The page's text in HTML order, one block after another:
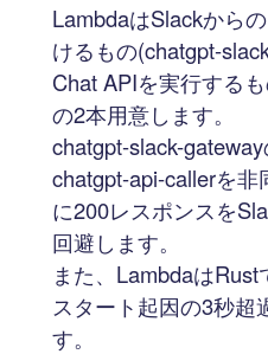
LambdaはSlackから
けるもの(chatgpt-
Chat APIを実行する
の2本用意します。
chatgpt-slack-
chatgpt-api-callerを非
に200レスポンスを
回避します。
また、Lambdaは
スタート起因の3秒
す。